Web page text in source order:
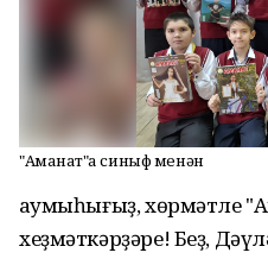
"Аманат"ҡа синыф менән
Һаумыһығыҙ, хөрмәтле
хеҙмәткәрҙәре! Беҙ,